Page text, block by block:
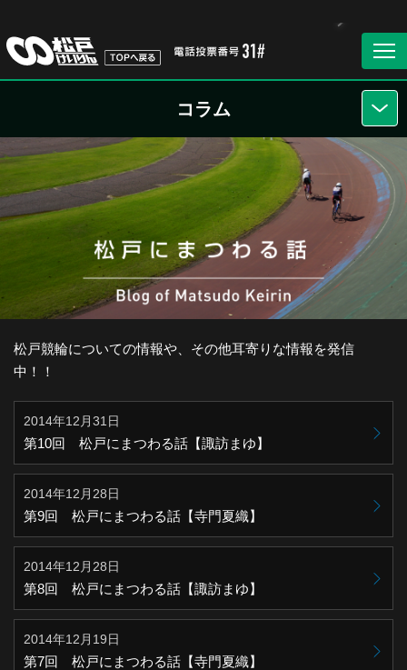
コラム
松戸競輪についての情報や、その他耳寄りな情報を発信
中！！
2014年12月31日
第10回 松戸にまつわる話【諏訪まゆ】
2014年12月28日
第9回 松戸にまつわる話【寺門夏織】
2014年12月28日
第8回 松戸にまつわる話【諏訪まゆ】
2014年12月19日
第7回 松戸にまつわる話【寺門夏織】